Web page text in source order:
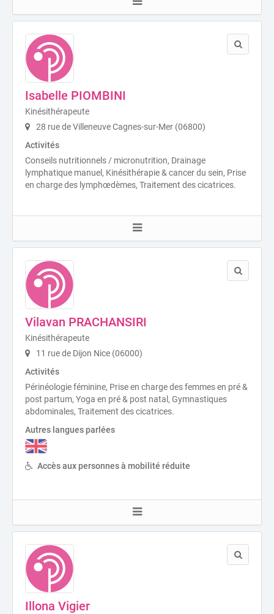
Isabelle PIOMBINI
Kinésithérapeute
28 rue de Villeneuve Cagnes-sur-Mer (06800)
Activités
Conseils nutritionnels / micronutrition, Drainage
lymphatique manuel, Kinésithérapie & cancer du sein, Prise
en charge des lymphœdèmes, Traitement des cicatrices.
Vilavan PRACHANSIRI
Kinésithérapeute
11 rue de Dijon Nice (06000)
Activités
Périnéologie féminine, Prise en charge des femmes en pré &
post partum, Yoga en pré & post natal, Gymnastiques
abdominales, Traitement des cicatrices.
Autres langues parlées
Accès aux personnes à mobilité réduite
Illona Vigier